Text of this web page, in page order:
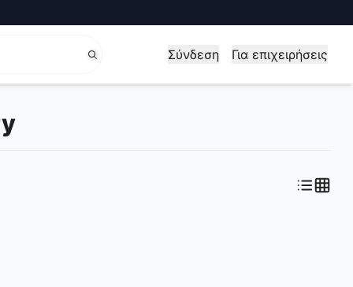
Σύνδεση Για επιχειρήσεις